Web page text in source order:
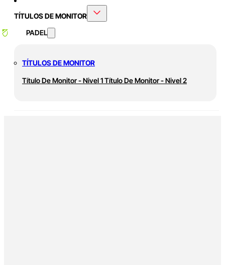
TÍTULOS DE MONITOR
PADEL
TÍTULOS DE MONITOR
Título De Monitor - Nivel 1Título De Monitor - Nivel 2